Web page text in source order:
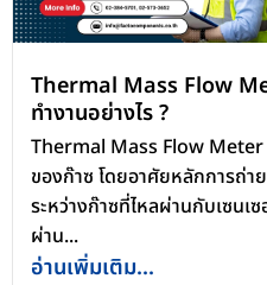
Thermal Mass Flow
ทำงานอย่างไร ?
Thermal Mass Flow Meter
ของก๊าซ โดยอาศัยหลักการถ่
ระหว่างก๊าซที่ไหลผ่านกับเซนเ
ผ่าน...
อ่านเพิ่มเติม...